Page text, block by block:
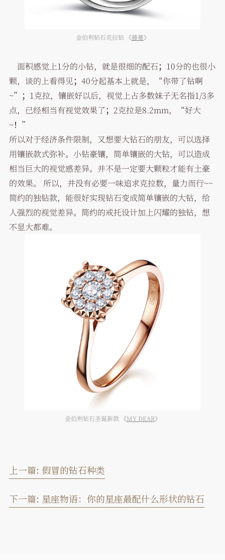
金伯利钻石克拉钻 《藤蔓》
面积感觉上1分的小钻，就是很细的配石；10分的也很小
颗，谈的上看得见；40分起基本上就是，“你带了钻啊
~”；1克拉，镶嵌好以后，视觉上占多数妹子无名指1/3多
点，已经相当有视觉效果了；2克拉是8.2mm，“好大
~！”
所以对于经济条件限制，又想要大钻石的朋友，可以选择
用镶嵌款式弥补。小钻豪镶，简单镶嵌的大钻，可以造成
相当巨大的视觉感差异。并不是一定要大颗粒才能有土豪
的效果。 所以，并没有必要一味追求克拉数，量力而行~~
简约的独钻款，能很好实现钻石变成简单镶嵌的大钻，给
人强烈的视觉差异。简约的戒托设计加上闪耀的独钻，想
不显大都难。
金伯利钻石圣诞新款 《MY DEAR》
上一篇: 假冒的钻石种类
下一篇: 星座物语：你的星座最配什么形状的钻石